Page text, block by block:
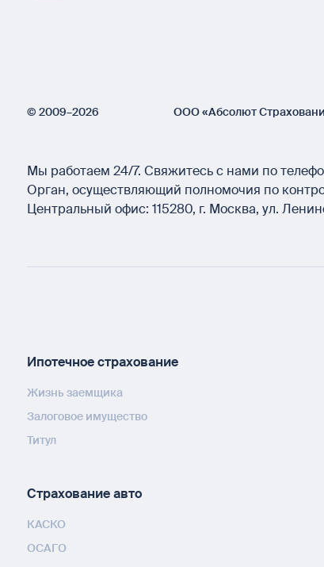
© 2009–2026 ООО «Абсолют
Мы работаем 24/7. Свяжитесь с нами по
Орган, осуществляющий полномочия по
Центральный офис: 115280, г. Москва, ул.
Ипотечное страхование
Жизнь заемщика
Залоговое имущество
Титул
Страхование авто
КАСКО
ОСАГО